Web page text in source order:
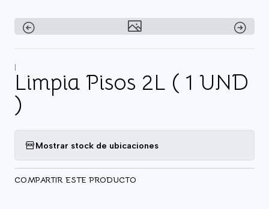
|
Limpia Pisos 2L ( 1 UND
)
Mostrar stock de ubicaciones
COMPARTIR ESTE PRODUCTO